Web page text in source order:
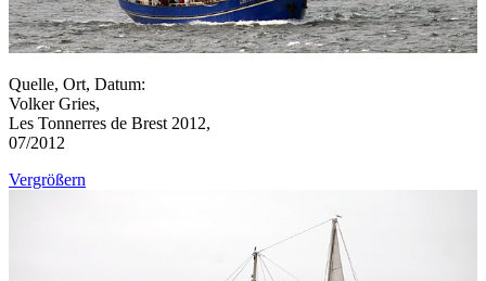
Quelle, Ort, Datum:
Volker Gries,
Les Tonnerres de Brest 2012,
07/2012
Vergrößern